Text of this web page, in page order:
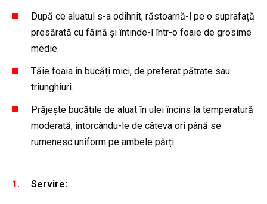
După ce aluatul s-a odihnit, răstoarnă-l pe o suprafață
presărată cu făină și întinde-l într-o foaie de grosime
medie.
Tăie foaia în bucăți mici, de preferat pătrate sau
triunghiuri.
Prăjește bucățile de aluat în ulei încins la temperatură
moderată, întorcându-le de câteva ori până se
rumenesc uniform pe ambele părți.
Servire: